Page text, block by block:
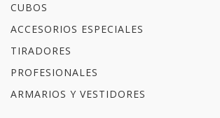
CUBOS
ACCESORIOS ESPECIALES
TIRADORES
PROFESIONALES
ARMARIOS Y VESTIDORES